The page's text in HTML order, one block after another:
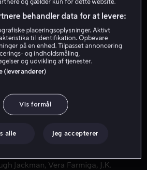
Lej 49 kr
Køb 109 kr
Se trailer
senator Gary Harts kampagne kørt
senator Gary Harts kampagne kørt
Jackman Vera Farmiga
J.K.
og gælder kun for dette website.
behandler data for at levere:
placeringsoplysninger. Aktivt
til identifikation. Opbevare
på en enhed. Tilpasset annoncering
og indholdsmåling,
og udvikling af tjenester.
(leverandører)
Vis formål
alle Jeg accepterer